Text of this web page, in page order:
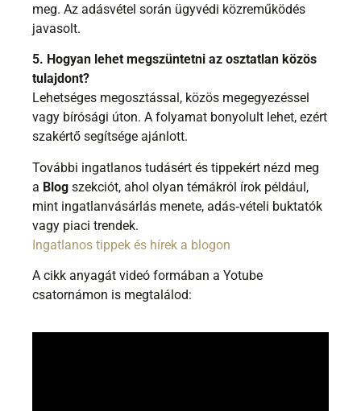
meg. Az adásvétel során ügyvédi közreműködés
javasolt.
5. Hogyan lehet megszüntetni az osztatlan közös
tulajdont?
Lehetséges megosztással, közös megegyezéssel
vagy bírósági úton. A folyamat bonyolult lehet, ezért
szakértő segítsége ajánlott.
További ingatlanos tudásért és tippekért nézd meg
a Blog szekciót, ahol olyan témákról írok például,
mint ingatlanvásárlás menete, adás‑vételi buktatók
vagy piaci trendek.
Ingatlanos tippek és hírek a blogon
A cikk anyagát videó formában a Yotube
csatornámon is megtalálod: